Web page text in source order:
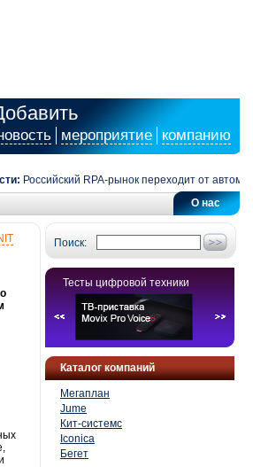
мероприятие компанию
Российский RPA-рынок переходит от
О нас
Поиск:
Тесты цифровой техники
Каталог компаний
Мегаплан
Jume
Кит-системс
Iconica
Бегет